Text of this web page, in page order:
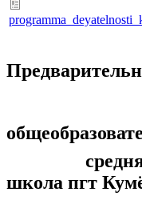
средняя
школа